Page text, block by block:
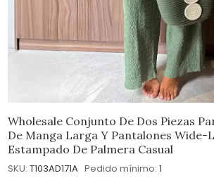
Wholesale Conjunto De Dos Piezas
De Manga Larga Y Pantalones Wide-
Estampado De Palmera Casual
SKU: T103AD171A Pedido mínimo: 1